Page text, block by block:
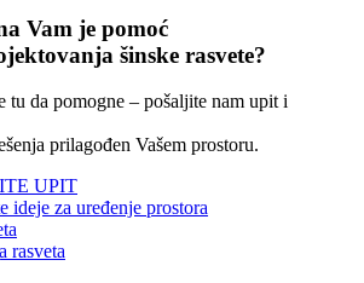
Vam je pomoć
šinske rasvete?
tu da pomogne – pošaljite nam upit i
prilagođen Vašem prostoru.
UPIT
ideje za uređenje prostora
rasveta